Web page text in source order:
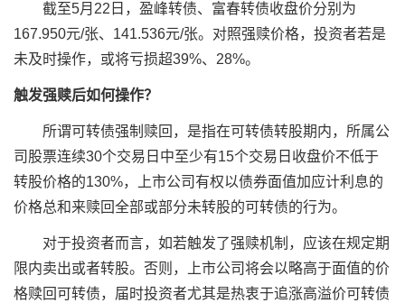
截至5月22日，盈峰转债、富春转债收盘价分别为
167.950元/张、141.536元/张。对照强赎价格，投资者若是
未及时操作，或将亏损超39%、28%。
触发强赎后如何操作？
所谓可转债强制赎回，是指在可转债转股期内，所属公
司股票连续30个交易日中至少有15个交易日收盘价不低于
转股价格的130%，上市公司有权以债券面值加应计利息的
价格总和来赎回全部或部分未转股的可转债的行为。
对于投资者而言，如若触发了强赎机制，应该在规定期
限内卖出或者转股。否则，上市公司将会以略高于面值的价
格赎回可转债，届时投资者尤其是热衷于追涨高溢价可转债